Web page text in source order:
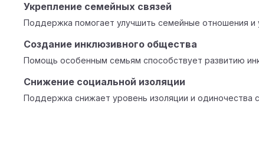
Укрепление семейных связей
Поддержка помогает улучшить семейные отношения и
Создание инклюзивного общества
Помощь особенным семьям способствует развитию
Снижение социальной изоляции
Поддержка снижает уровень изоляции и одиночества